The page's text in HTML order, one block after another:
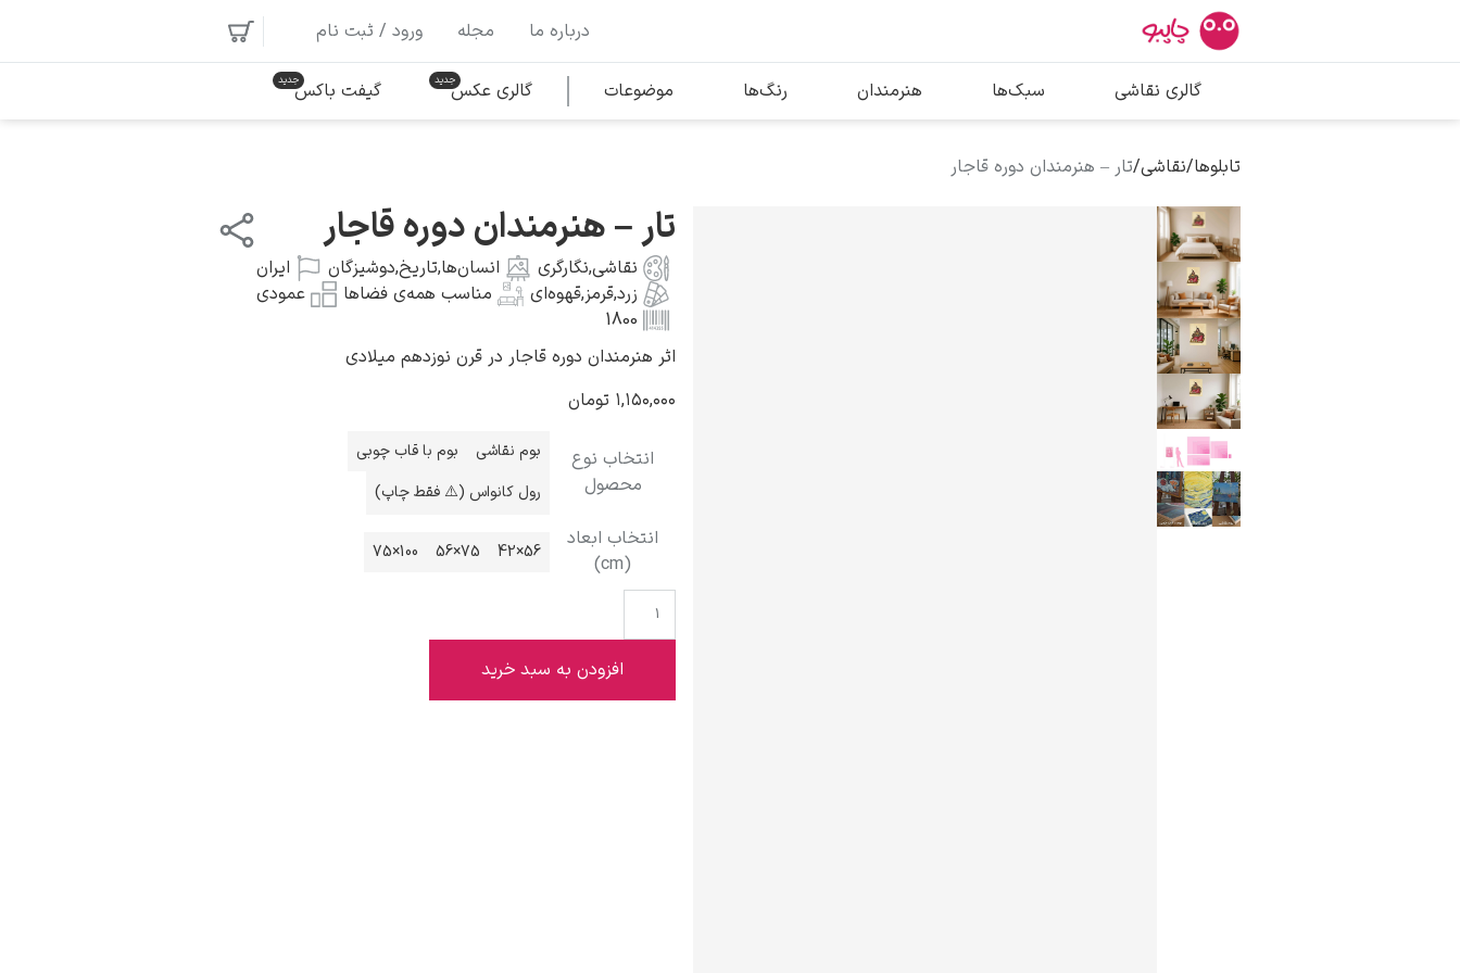
بیشترین جستجوها
پیکاسو
سالوادور دالی
محبوب‌ترین هنرمندان
درباره ما مجله ورود / ثبت نام
گالری نقاشی سبک‌ها هنرمندان رنگ‌ها موضوعات گالری عکس گیفت باکس
تابلوها/نقاشی/تار – هنرمندان دوره قاجار
تار – هنرمندان دوره قاجار
نقاشی,نگارگری انسان‌ها,تاریخ,دوشیزگان
ایران
زرد,قرمز,قهوه‌ای مناسب همه‌ی فضاها
عمودی
1800
اثر هنرمندان دوره قاجار در قرن نوزدهم میلادی
۱,۱۵۰,۰۰۰ تومان
انتخاب نوع
محصول
بوم نقاشی
بوم با قاب چوبی
رول کانواس (⚠️ فقط چاپ)
انتخاب ابعاد
(cm)
56×42
75×56
100×75
افزودن به سبد خرید